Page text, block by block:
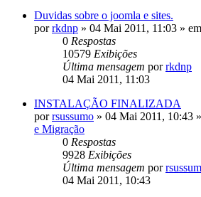
Duvidas sobre o joomla e sites.
porrkdnp » 04 Mai 2011, 11:03 » em
0 Respostas
10579 Exibições
Última mensagem porrkdnp
04 Mai 2011, 11:03
INSTALAÇÃO FINALIZADA
porrsussumo » 04 Mai 2011, 10:43
e Migração
0 Respostas
9928 Exibições
Última mensagem por
04 Mai 2011, 10:43